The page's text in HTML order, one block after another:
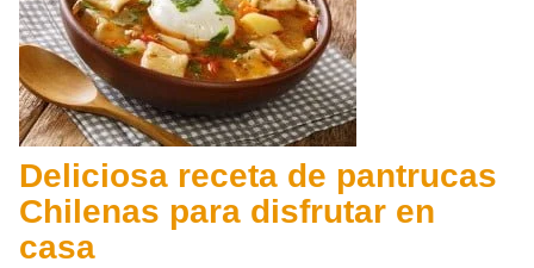
Deliciosa receta de pantrucas
Chilenas para disfrutar en
casa